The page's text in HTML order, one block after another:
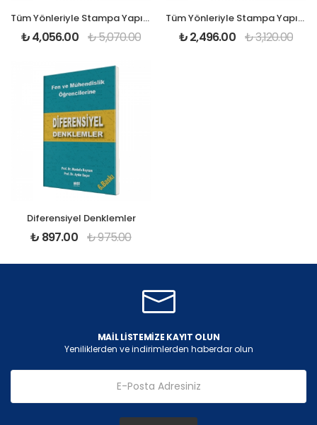
Tüm Yönleriyle Stampa Yapımı (Sert kapak)
₺4,056.00 ₺5,070.00
Tüm Yönleriyle Stampa Yapımı
₺2,496.00 ₺3,120.00
Diferensiyel Denklemler
₺ 897.00 ₺975.00
MAIL LISTEMIZE KAYIT OLUN
Yeniliklerden ve indirimlerden haberdar olun